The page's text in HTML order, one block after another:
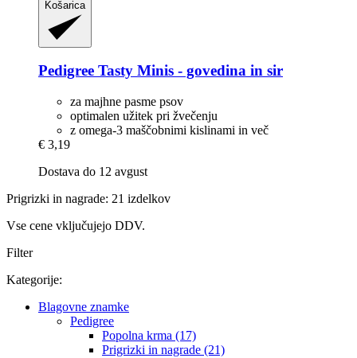
Košarica
Pedigree Tasty Minis -​ govedina in sir
za majhne pasme psov
optimalen užitek pri žvečenju
z omega-3 maščobnimi kislinami in več
€ 3,19
Dostava do 12 avgust
Prigrizki in nagrade: 21 izdelkov
Vse cene vključujejo DDV.
Filter
Kategorije:
Blagovne znamke
Pedigree
Popolna krma (17)
Prigrizki in nagrade (21)